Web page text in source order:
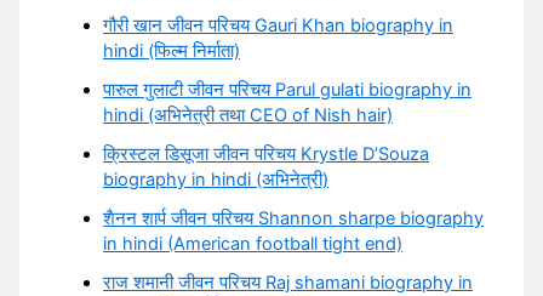
गौरी खान जीवन परिचय Gauri Khan biography in
hindi (फिल्म निर्माता)
पारुल गुलाटी जीवन परिचय Parul gulati biography in
hindi (अभिनेत्री तथा CEO of Nish hair)
क्रिस्टल डिसूजा जीवन परिचय Krystle D’Souza
biography in hindi (अभिनेत्री)
शैनन शार्प जीवन परिचय Shannon sharpe biography
in hindi (American football tight end)
राज शमानी जीवन परिचय Raj shamani biography in